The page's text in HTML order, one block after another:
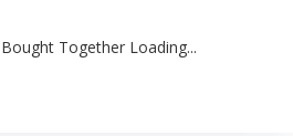
Together Loading...